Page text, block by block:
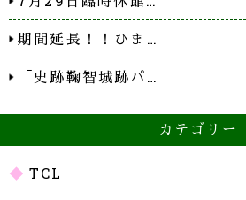
期間延長！！ひま…
「史跡鞠智城跡パ…
カテゴリー
TCL